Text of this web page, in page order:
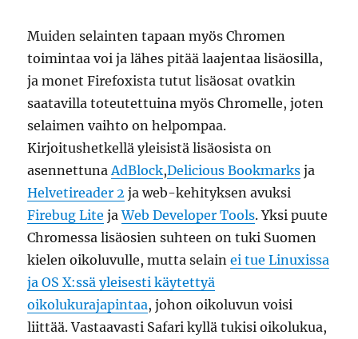
Muiden selainten tapaan myös Chromen
toimintaa voi ja lähes pitää laajentaa lisäosilla,
ja monet Firefoxista tutut lisäosat ovatkin
saatavilla toteutettuina myös Chromelle, joten
selaimen vaihto on helpompaa.
Kirjoitushetkellä yleisistä lisäosista on
asennettunaAdBlock,Delicious Bookmarks ja
Helvetireader 2 ja web-kehityksen avuksi
Firebug Lite jaWeb Developer Tools. Yksi puute
Chromessa lisäosien suhteen on tuki Suomen
kielen oikoluvulle, mutta selainei tue Linuxissa
ja OS X:ssä yleisesti käytettyä
oikolukurajapintaa, johon oikoluvun voisi
liittää. Vastaavasti Safari kyllä tukisi oikolukua,